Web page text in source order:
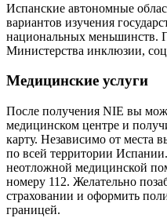
Испанские автономные
вариантов изучения
национальных меньшинств.
Министерства инклюзии,
Медицинские услуги
После получения NIE вы
медицинском центре и
карту. Независимо от места
по всей территории
неотложной медицинской
номеру 112. Желательно
страховании и оформить
границей.